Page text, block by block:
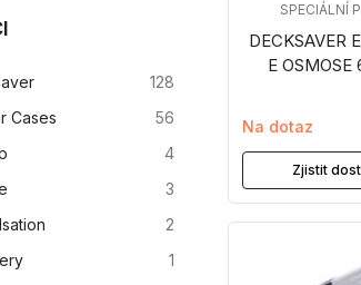
128
Cases
56
4
3
2
1
DECKSAVER
E OSMOSE
SPECIÁLNÍ
Na dotaz
Zjistit